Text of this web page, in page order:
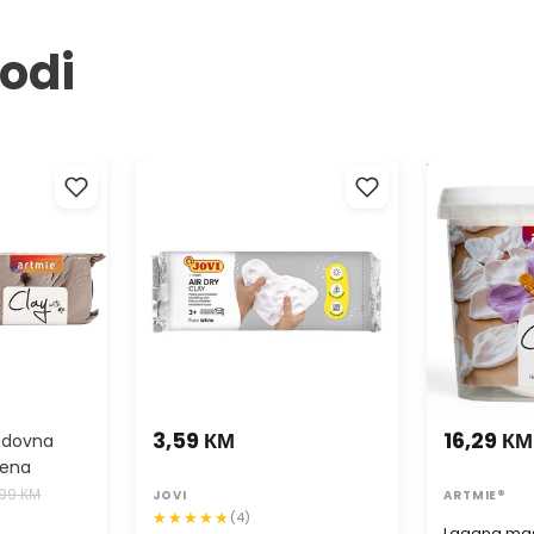
Clay with
КМ
3,59 КМ
JOVI
(4)
Lagana
ARTMIE
16,29 КМ
ARTMIE®